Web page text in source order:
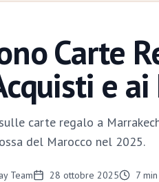
Carte
e
carte regalo a
del Marocco nel 2025.
Team 28 ottobre 2025 7